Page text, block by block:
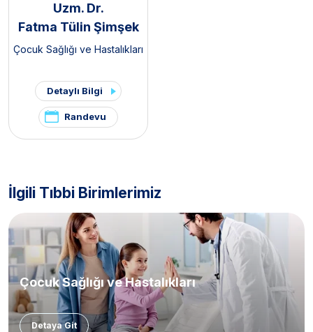
Uzm. Dr.
Fatma Tülin Şimşek
Çocuk Sağlığı ve Hastalıkları
Detaylı Bilgi
Randevu
İlgili Tıbbi Birimlerimiz
Çocuk Sağlığı ve Hastalıkları
Detaya Git